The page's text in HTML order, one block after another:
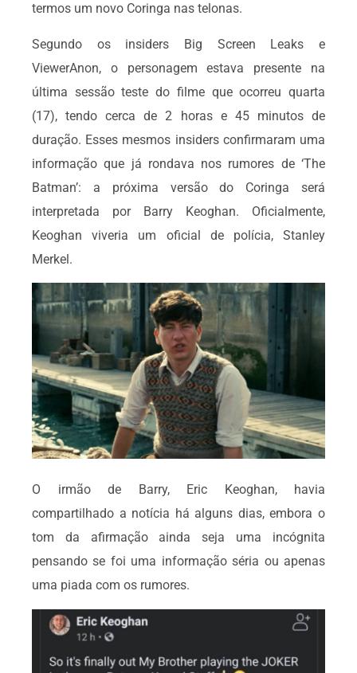
termos um novo Coringa nas telonas.
Segundo os insiders Big Screen Leaks e
ViewerAnon, o personagem estava presente na
última sessão teste do filme que ocorreu quarta
(17), tendo cerca de 2 horas e 45 minutos de
duração. Esses mesmos insiders confirmaram uma
informação que já rondava nos rumores de ‘The
Batman’: a próxima versão do Coringa será
interpretada por Barry Keoghan. Oficialmente,
Keoghan viveria um oficial de polícia, Stanley
Merkel.
O irmão de Barry, Eric Keoghan, havia
compartilhado a notícia há alguns dias, embora o
tom da afirmação ainda seja uma incógnita
pensando se foi uma informação séria ou apenas
uma piada com os rumores.